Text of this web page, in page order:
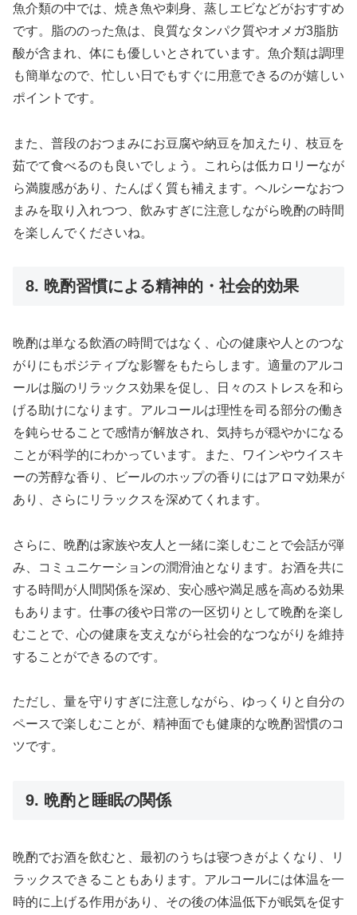
魚介類の中では、焼き魚や刺身、蒸しエビなどがおすすめ
です。脂ののった魚は、良質なタンパク質やオメガ3脂肪
酸が含まれ、体にも優しいとされています。魚介類は調理
も簡単なので、忙しい日でもすぐに用意できるのが嬉しい
ポイントです。
また、普段のおつまみにお豆腐や納豆を加えたり、枝豆を
茹でて食べるのも良いでしょう。これらは低カロリーなが
ら満腹感があり、たんぱく質も補えます。ヘルシーなおつ
まみを取り入れつつ、飲みすぎに注意しながら晩酌の時間
を楽しんでくださいね。
8. 晩酌習慣による精神的・社会的効果
晩酌は単なる飲酒の時間ではなく、心の健康や人とのつな
がりにもポジティブな影響をもたらします。適量のアルコ
ールは脳のリラックス効果を促し、日々のストレスを和ら
げる助けになります。アルコールは理性を司る部分の働き
を鈍らせることで感情が解放され、気持ちが穏やかになる
ことが科学的にわかっています。また、ワインやウイスキ
ーの芳醇な香り、ビールのホップの香りにはアロマ効果が
あり、さらにリラックスを深めてくれます。
さらに、晩酌は家族や友人と一緒に楽しむことで会話が弾
み、コミュニケーションの潤滑油となります。お酒を共に
する時間が人間関係を深め、安心感や満足感を高める効果
もあります。仕事の後や日常の一区切りとして晩酌を楽し
むことで、心の健康を支えながら社会的なつながりを維持
することができるのです。
ただし、量を守りすぎに注意しながら、ゆっくりと自分の
ペースで楽しむことが、精神面でも健康的な晩酌習慣のコ
ツです。
9. 晩酌と睡眠の関係
晩酌でお酒を飲むと、最初のうちは寝つきがよくなり、リ
ラックスできることもあります。アルコールには体温を一
時的に上げる作用があり、その後の体温低下が眠気を促す